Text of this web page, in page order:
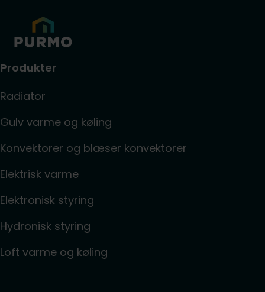
Produkter
Radiator
Gulv varme og køling
Konvektorer og blæser konvektorer
Elektrisk varme
Elektronisk styring
Hydronisk styring
Loft varme og køling